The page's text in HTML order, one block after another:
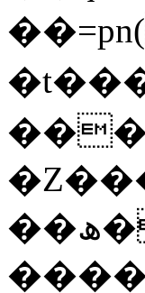
��ھ�@� )�[G�[���?